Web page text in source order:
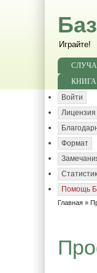
Играйте!
Войти
Лицензия
Формат
Помощь
Главная »